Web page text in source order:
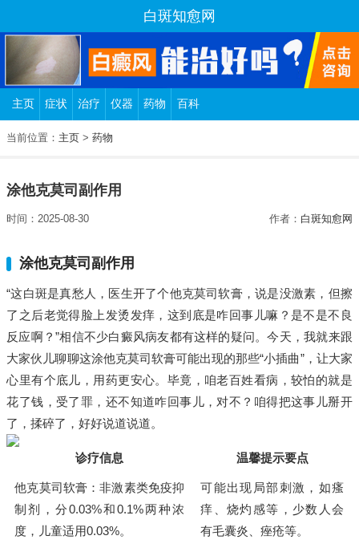
白斑知愈网
主页 症状 治疗 仪器 药物 百科
当前位置： 主页 >药物
涂他克莫司副作用
时间：2025-08-30 作者： 白斑知愈网
涂他克莫司副作用
“这白斑是真愁人，医生开了个他克莫司软膏，说是没激素，但擦
了之后老觉得脸上发烫发痒，这到底是咋回事儿嘛？是不是不良
反应啊？”相信不少白癜风病友都有这样的疑问。今天，我就来跟
大家伙儿聊聊这涂他克莫司软膏可能出现的那些“小插曲”，让大家
心里有个底儿，用药更安心。毕竟，咱老百姓看病，较怕的就是
花了钱，受了罪，还不知道咋回事儿，对不？咱得把这事儿掰开
了，揉碎了，好好说道说道。
诊疗信息 温馨提示要点
他克莫司软膏：非激素类免疫抑
制剂，分0.03%和0.1%两种浓
度，儿童适用0.03%。
可能出现局部刺激，如瘙
痒、烧灼感等，少数人会
有毛囊炎、痤疮等。